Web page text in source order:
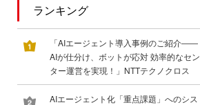
ランキング
「AIエージェント導入事例のご紹介――
AIが仕分け、ボットが応対 効率的なセン
ター運営を実現！」NTTテクノクロス
AIエージェント化「重点課題」へのシス